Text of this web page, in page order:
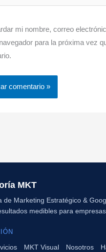
mi nombre, correo
para la próxima vez
MKT
de Marketing Estratégico &
medibles para
MKT Visual Nosotros